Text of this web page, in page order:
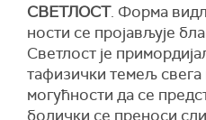
СВЕ­ТЛОСТ. Фор­ма
но­сти се про­ја­вљу­је
Све­тлост је
та­фи­зич­ки те­мељ
мо­гућ­но­сти да се
бо­лич­ки се пре­но­си